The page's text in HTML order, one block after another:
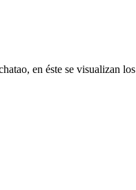
en éste se visualizan los